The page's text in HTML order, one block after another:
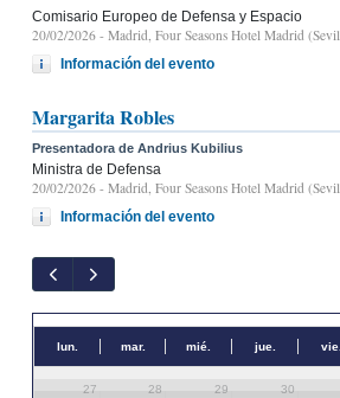
Comisario Europeo de Defensa y Espacio
20/02/2026 - Madrid, Four Seasons Hotel Madrid
Información del evento
Margarita Robles
Presentadora de Andrius Kubilius
Ministra de Defensa
20/02/2026 - Madrid, Four Seasons Hotel Madrid
Información del evento
lun. mar. mié. jue. vie.
27 28 29 30